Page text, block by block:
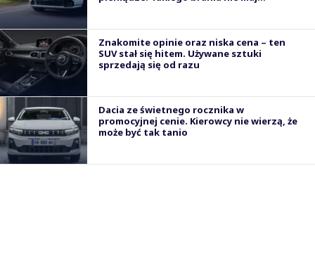
Znakomite opinie oraz niska cena – ten
SUV stał się hitem. Używane sztuki
sprzedają się od razu
Dacia ze świetnego rocznika w
promocyjnej cenie. Kierowcy nie wierzą, że
może być tak tanio